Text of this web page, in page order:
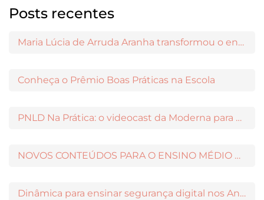
Posts recentes
Maria Lúcia de Arruda Aranha transformou o ensino de Filosofia no Brasil
Conheça o Prêmio Boas Práticas na Escola
PNLD Na Prática: o videocast da Moderna para apoiar a escolha das obras aprovadas
NOVOS CONTEÚDOS PARA O ENSINO MÉDIO DISPONÍVEIS NO MODERNAMIGOS
Dinâmica para ensinar segurança digital nos Anos Iniciais